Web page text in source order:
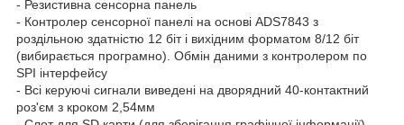
- Резистивна сенсорна панель
- Контролер сенсорної панелі на основі ADS7843 з
роздільною здатністю 12 біт і вихідним форматом 8/12 біт
(вибирається програмно) Обмін даними з контролером по
SPI інтерфейсу
- Всі керуючі сигнали виведені на дворядний 40-контактний
роз'єм з кроком 2,54мм